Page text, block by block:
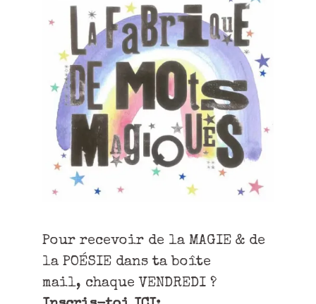
Pour recevoir de la MAGIE & de
la POÉSIE dans ta boîte
mail, chaque VENDREDI ?